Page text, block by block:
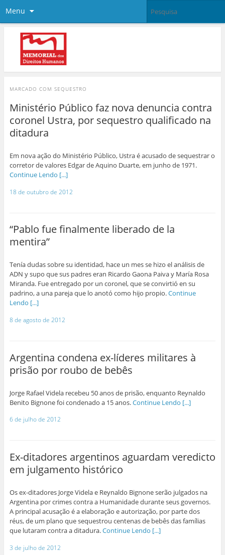
Menu
MARCADO COM SEQUESTRO
Ministério Público faz nova denuncia contra
coronel Ustra, por sequestro qualificado na
ditadura
Em nova ação do Ministério Público, Ustra é acusado de sequestrar o
corretor de valores Edgar de Aquino Duarte, em junho de 1971.
Continue Lendo [...]
18 de outubro de 2012
“Pablo fue finalmente liberado de la
mentira”
Tenía dudas sobre su identidad, hace un mes se hizo el análisis de
ADN y supo que sus padres eran Ricardo Gaona Paiva y María Rosa
Miranda. Fue entregado por un coronel, que se convirtió en su
padrino, a una pareja que lo anotó como hijo propio.Continue
Lendo [...]
8 de agosto de 2012
Argentina condena ex-líderes militares à
prisão por roubo de bebês
Jorge Rafael Videla recebeu 50 anos de prisão, enquanto Reynaldo
Benito Bignone foi condenado a 15 anos.Continue Lendo [...]
6 de julho de 2012
Ex-ditadores argentinos aguardam veredicto
em julgamento histórico
Os ex-ditadores Jorge Videla e Reynaldo Bignone serão julgados na
Argentina por crimes contra a Humanidade durante seus governos.
A principal acusação é a elaboração e autorização, por parte dos
réus, de um plano que sequestrou centenas de bebês das famílias
que lutaram contra a ditadura.Continue Lendo [...]
3 de julho de 2012